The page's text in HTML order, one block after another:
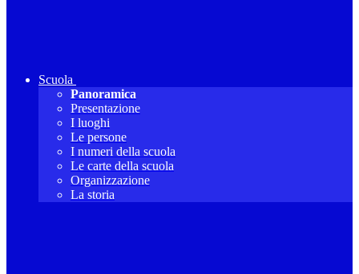
Scuola
Panoramica
Presentazione
I luoghi
Le persone
I numeri della scuola
Le carte della scuola
Organizzazione
La storia